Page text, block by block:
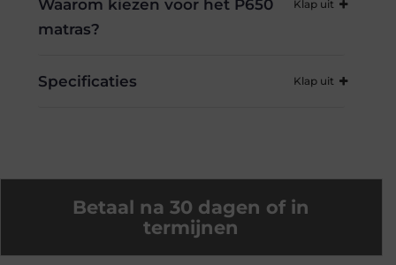
Waarom kiezen voor het P650
matras?
Specificaties
Betaal na 30 dagen of in
termijnen